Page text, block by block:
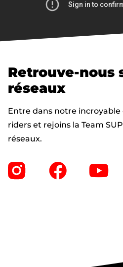
Retrouve-nous
réseaux
Entre dans notre
riders et rejoins la Team
réseaux.